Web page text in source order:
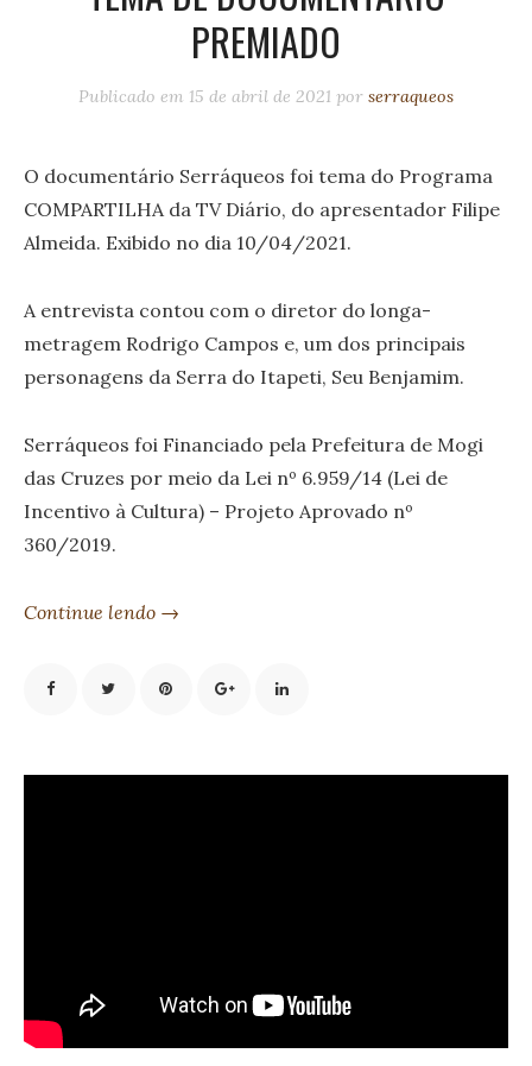
PREMIADO
Publicado em 15 de abril de 2021 por serraqueos
O documentário Serráqueos foi tema do Programa
COMPARTILHA da TV Diário, do apresentador Filipe
Almeida. Exibido no dia 10/04/2021.
A entrevista contou com o diretor do longa-
metragem Rodrigo Campos e, um dos principais
personagens da Serra do Itapeti, Seu Benjamim.
Serráqueos foi Financiado pela Prefeitura de Mogi
das Cruzes por meio da Lei nº 6.959/14 (Lei de
Incentivo à Cultura) – Projeto Aprovado nº
360/2019.
Continue lendo →